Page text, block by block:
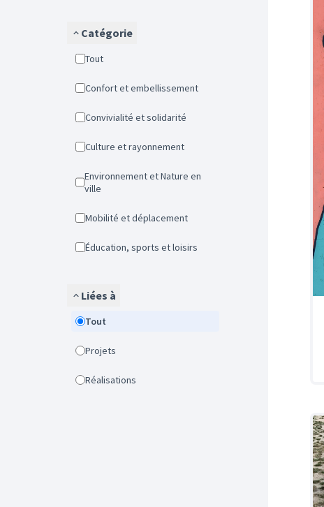
Catégorie
Tout
Confort et embellissement
Convivialité et solidarité
Culture et rayonnement
Environnement et Nature en
ville
Mobilité et déplacement
Éducation, sports et loisirs
Liées à
Tout
Projets
Réalisations